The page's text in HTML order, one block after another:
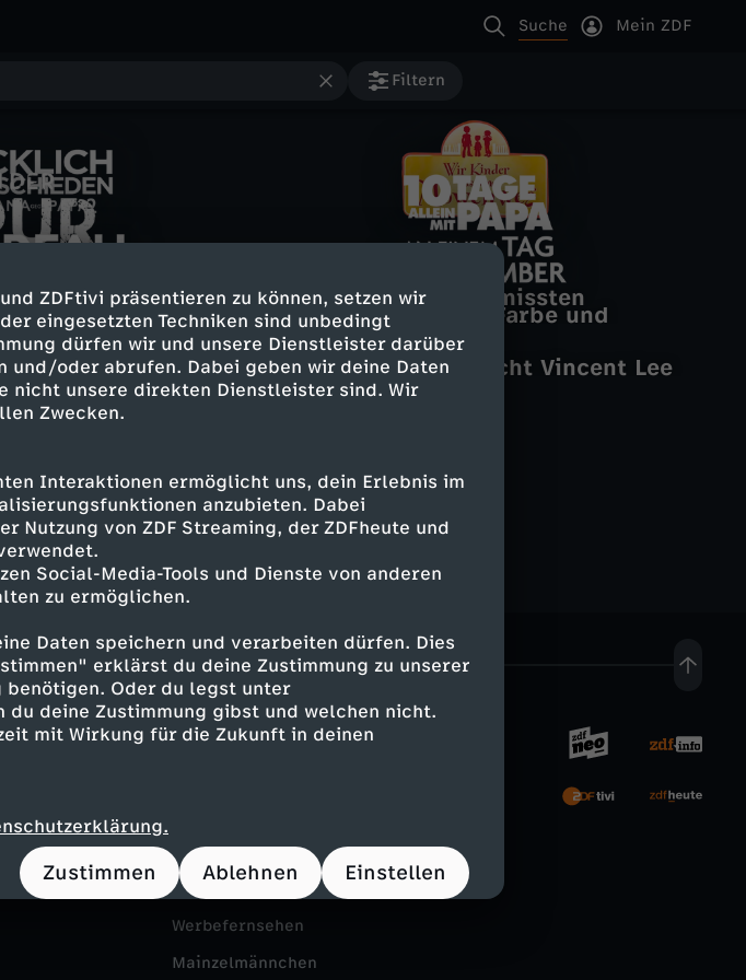
ZDFtivi präsentieren zu können, setzen wir
eingesetzten Techniken sind unbedingt
dürfen wir und unsere Dienstleister darüber
oder abrufen. Dabei geben wir deine Daten
nicht unsere direkten Dienstleister sind. Wir
Zwecken.
Interaktionen ermöglicht uns, dein Erlebnis im
anzubieten. Dabei
von ZDF Streaming, der ZDFheute und
Social-Media-Tools und Dienste von anderen
zu ermöglichen.
Daten speichern und verarbeiten dürfen. Dies
erklärst du deine Zustimmung zu unserer
Oder du legst unter
deine Zustimmung gibst und welchen nicht.
mit Wirkung für die Zukunft in deinen
Zustimmen Ablehnen Einstellen
Suche Mein ZDF
Filtern
W
i
r
K
n
d
r
a
d
e
h
T
a
g
e
l
e
i
Große Sorge um vermissten
Nachbarn
Kunst für die Ewigkeit
Vincent van Gogh – Farbe und
GefühlA
n
i
n
e
m
a
i
m
Teneriffa
Bettys Diagnose
Letzte Reise
Bongo Boulevard
Marti Fischer verarscht Vincent Lee
(oder so) #BongoBoulevard
laden
Das ZDF
Presseportal
ZDF goes Schule
Werbefernsehen
Mainzelmännchen